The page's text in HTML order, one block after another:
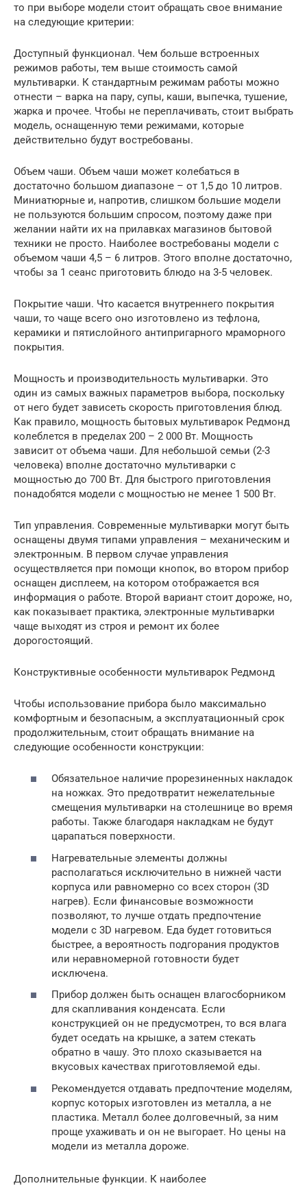
то при выборе модели стоит обращать свое внимание
на следующие критерии:
Доступный функционал. Чем больше встроенных
режимов работы, тем выше стоимость самой
мультиварки. К стандартным режимам работы можно
отнести – варка на пару, супы, каши, выпечка, тушение,
жарка и прочее. Чтобы не переплачивать, стоит выбрать
модель, оснащенную теми режимами, которые
действительно будут востребованы.
Объем чаши. Объем чаши может колебаться в
достаточно большом диапазоне – от 1,5 до 10 литров.
Миниатюрные и, напротив, слишком большие модели
не пользуются большим спросом, поэтому даже при
желании найти их на прилавках магазинов бытовой
техники не просто. Наиболее востребованы модели с
объемом чаши 4,5 – 6 литров. Этого вполне достаточно,
чтобы за 1 сеанс приготовить блюдо на 3-5 человек.
Покрытие чаши. Что касается внутреннего покрытия
чаши, то чаще всего оно изготовлено из тефлона,
керамики и пятислойного антипригарного мраморного
покрытия.
Мощность и производительность мультиварки. Это
один из самых важных параметров выбора, поскольку
от него будет зависеть скорость приготовления блюд.
Как правило, мощность бытовых мультиварок Редмонд
колеблется в пределах 200 – 2 000 Вт. Мощность
зависит от объема чаши. Для небольшой семьи (2-3
человека) вполне достаточно мультиварки с
мощностью до 700 Вт. Для быстрого приготовления
понадобятся модели с мощностью не менее 1 500 Вт.
Тип управления. Современные мультиварки могут быть
оснащены двумя типами управления – механическим и
электронным. В первом случае управления
осуществляется при помощи кнопок, во втором прибор
оснащен дисплеем, на котором отображается вся
информация о работе. Второй вариант стоит дороже, но,
как показывает практика, электронные мультиварки
чаще выходят из строя и ремонт их более
дорогостоящий.
Конструктивные особенности мультиварок Редмонд
Чтобы использование прибора было максимально
комфортным и безопасным, а эксплуатационный срок
продолжительным, стоит обращать внимание на
следующие особенности конструкции:
Обязательное наличие прорезиненных накладок
на ножках. Это предотвратит нежелательные
смещения мультиварки на столешнице во время
работы. Также благодаря накладкам не будут
царапаться поверхности.
Нагревательные элементы должны
располагаться исключительно в нижней части
корпуса или равномерно со всех сторон (3D
нагрев). Если финансовые возможности
позволяют, то лучше отдать предпочтение
модели с 3D нагревом. Еда будет готовиться
быстрее, а вероятность подгорания продуктов
или неравномерной готовности будет
исключена.
Прибор должен быть оснащен влагосборником
для скапливания конденсата. Если
конструкцией он не предусмотрен, то вся влага
будет оседать на крышке, а затем стекать
обратно в чашу. Это плохо сказывается на
вкусовых качествах приготовляемой еды.
Рекомендуется отдавать предпочтение моделям,
корпус которых изготовлен из металла, а не
пластика. Металл более долговечный, за ним
проще ухаживать и он не выгорает. Но цены на
модели из металла дороже.
Дополнительные функции. К наиболее